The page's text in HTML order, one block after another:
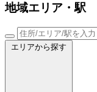
地域エリア・駅
エリアから探す